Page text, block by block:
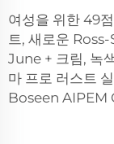
여성을 위한 49
트, 새로운
June + 크림, 녹
마 프로 러스트
Boseen AIPEM